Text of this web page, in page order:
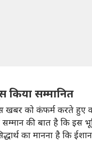
किया सम्मानित
खबर को कंफर्म करते हुए
की बात है कि इस
का मानना है कि